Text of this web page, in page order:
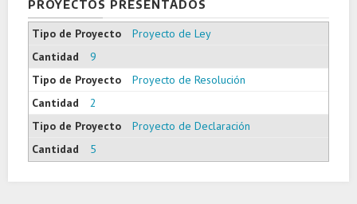
PROYECTOS PRESENTADOS
Proyecto de Ley
9
Proyecto de Resolución
2
Proyecto de Declaración
5